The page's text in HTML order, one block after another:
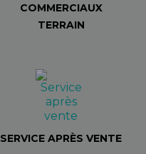
COMMERCIAUX
TERRAIN
SERVICE APRÈS VENTE